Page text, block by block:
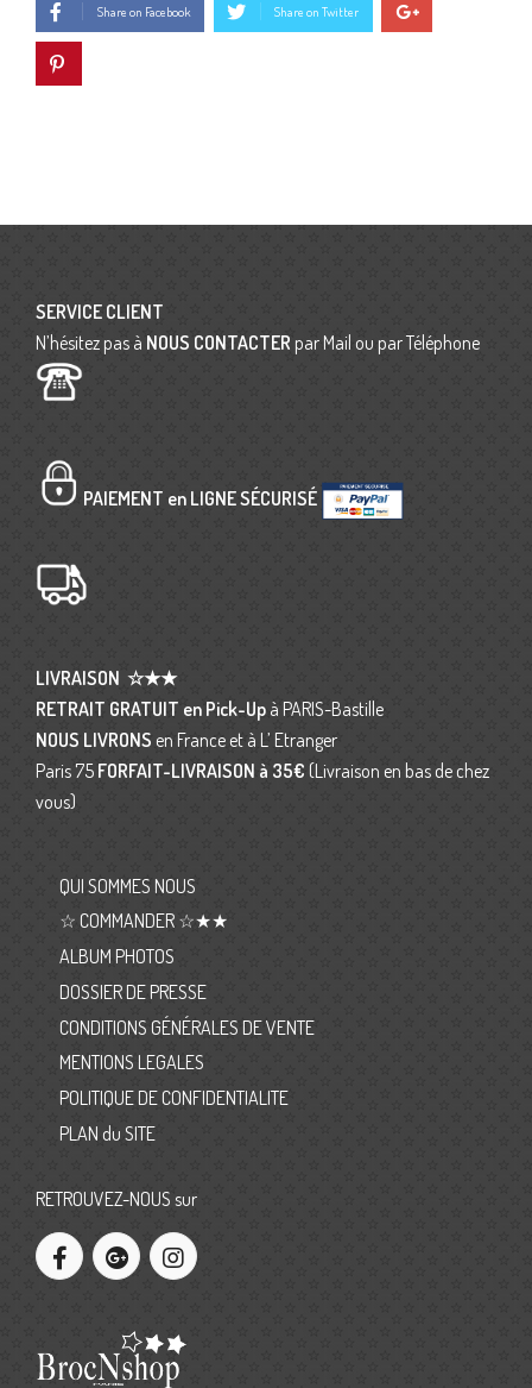
Share on Facebook Share on Twitter
SERVICE CLIENT
N’hésitez pas à NOUS CONTACTER par Mail ou par Téléphone
PAIEMENT en LIGNE SÉCURISÉ
LIVRAISON ☆★★
RETRAIT GRATUIT en Pick-Up à PARIS-Bastille
NOUS LIVRONS en France et à L’ Etranger
Paris 75 FORFAIT-LIVRAISON à 35€ (Livraison en bas de chez
vous)
QUI SOMMES NOUS
☆ COMMANDER ☆★★
ALBUM PHOTOS
DOSSIER DE PRESSE
CONDITIONS GÉNÉRALES DE VENTE
MENTIONS LEGALES
POLITIQUE DE CONFIDENTIALITE
PLAN du SITE
RETROUVEZ-NOUS sur